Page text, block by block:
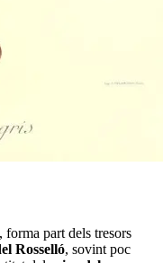
forma part dels tresors
Rosselló, sovint poc